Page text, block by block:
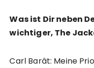
Was ist Dir neben
wichtiger, The
Carl Barât: Meine